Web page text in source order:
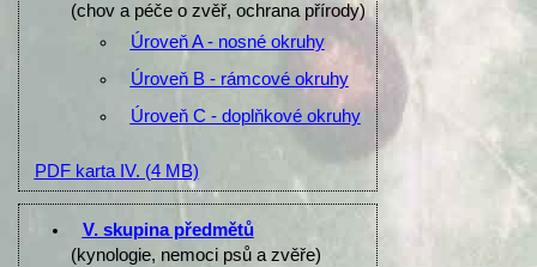
(chov a péče o zvěř, ochrana přírody)
Úroveň A - nosné okruhy
Úroveň B - rámcové okruhy
Úroveň C - doplňkové okruhy
PDF karta IV. (4 MB)
V. skupina předmětů
(kynologie, nemoci psů a zvěře)